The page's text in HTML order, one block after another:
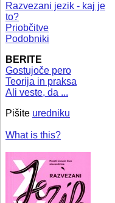
Razvezani jezik - kaj je
to?
Priobčitve
Podobniki
BERITE
Gostujoče pero
Teorija in praksa
Ali veste, da ...
Pišite uredniku
What is this?